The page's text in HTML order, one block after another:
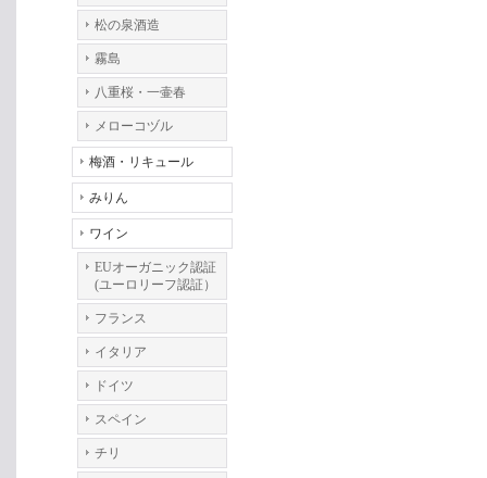
松の泉酒造
霧島
八重桜・一壷春
メローコヅル
梅酒・リキュール
みりん
ワイン
EUオーガニック認証
(ユーロリーフ認証）
フランス
イタリア
ドイツ
スペイン
チリ